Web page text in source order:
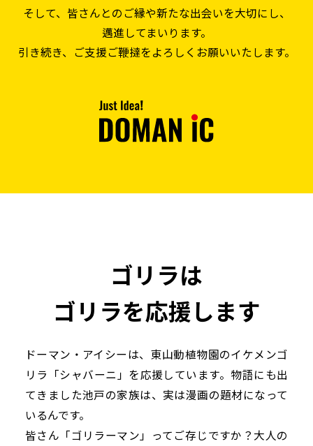
そして、皆さんとのご縁や新たな出会いを大切にし、
邁進してまいります。
引き続き、ご支援ご鞭撻をよろしくお願いいたします。
ゴリラは
ゴリラを応援します
ドーマン・アイシーは、東山動植物園のイケメンゴ
リラ「シャバーニ」を応援しています。物語にも出
てきました池戸の家族は、実は漫画の題材になって
いるんです。
皆さん「ゴリラーマン」ってご存じですか？大人の